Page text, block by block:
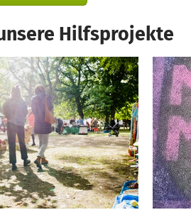
Hilfsprojekte